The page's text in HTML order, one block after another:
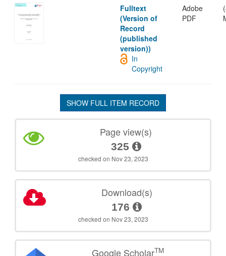
Fulltext
(Version of
Record
(published
version))
Adobe
PDF
In
Copyright
SHOW FULL ITEM RECORD
Page view(s)
325
checked on Nov 23, 2023
Download(s)
176
checked on Nov 23, 2023
Google ScholarTM